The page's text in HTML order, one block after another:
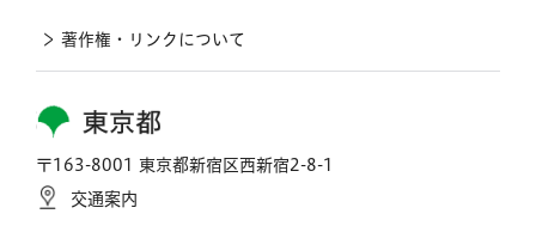
東京都
〒163-8001 東京都新宿区西新宿2-8-1
交通案内
著作権・リンクについて